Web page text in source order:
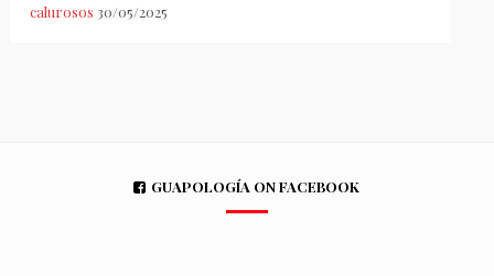
calurosos 30/05/2025
GUAPOLOGÍA ON FACEBOOK